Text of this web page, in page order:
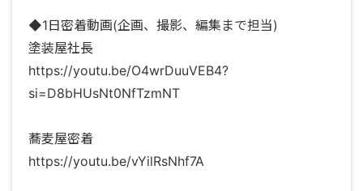
◆1日密着動画(企画、撮影、編集まで担当)
塗装屋社長
https://youtu.be/O4wrDuuVEB4?
si=D8bHUsNt0NfTzmNT
蕎麦屋密着
https://youtu.be/vYilRsNhf7A